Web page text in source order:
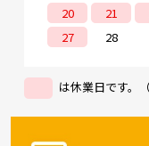
20
21
27
28
は休業日です。